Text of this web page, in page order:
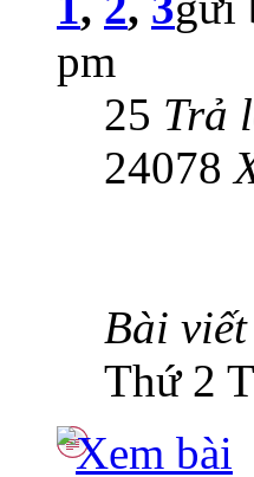
pm
25 Trả
24078
Bài
Thứ 2